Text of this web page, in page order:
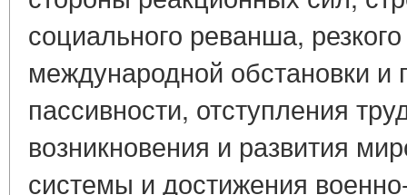
социального реванша,
международной обстановки и
пассивности, отступления
возникновения и развития
системы и достижения